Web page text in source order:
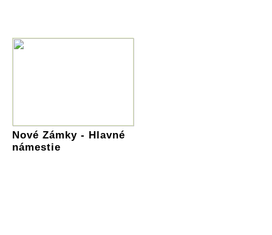
Nové Zámky - Hlavné
námestie